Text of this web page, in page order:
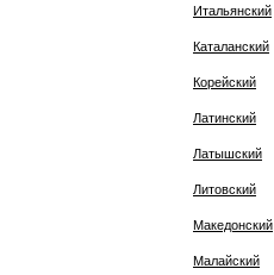
Итальянский
Каталанский
Корейский
Латинский
Латышский
Литовский
Македонский
Малайский